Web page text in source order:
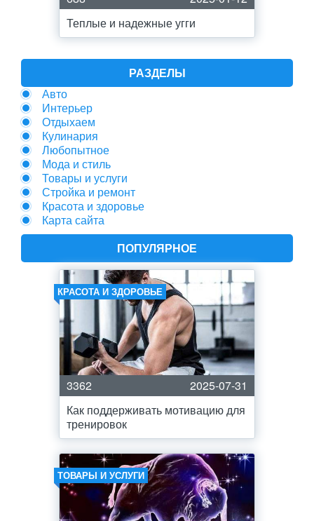
Теплые и надежные угги
РАЗДЕЛЫ
Авто
Интерьер
Отдыхаем
Кулинария
Любопытное
Мода и стиль
Товары и услуги
Стройка и ремонт
Красота и здоровье
Карта сайта
ПОПУЛЯРНОЕ
КРАСОТА И ЗДОРОВЬЕ
3362
2025-07-31
Как поддерживать мотивацию для
тренировок
ТОВАРЫ И УСЛУГИ